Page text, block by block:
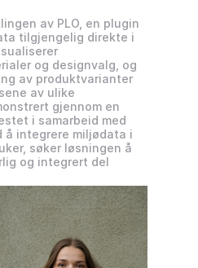
av PLO, en plugin
tilgjengelig direkte i
og designvalg, og
av produktvarianter
av ulike
gjennom en
i samarbeid med
å integrere miljødata i
søker løsningen å
og integrert del